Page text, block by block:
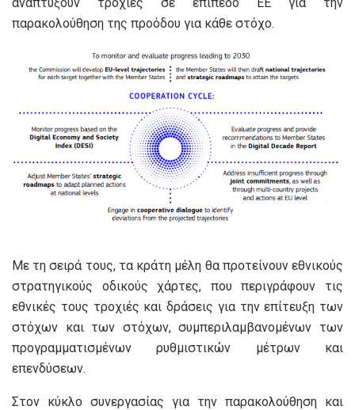
παρακολούθηση της προόδου για κάθε στόχο.
Με τη σειρά τους, τα κράτη μέλη θα προτείνουν εθνικούς
στρατηγικούς οδικούς χάρτες, που περιγράφουν τις
εθνικές τους τροχιές και δράσεις για την επίτευξη των
στόχων και των στόχων, συμπεριλαμβανομένων των
προγραμματισμένων ρυθμιστικών μέτρων και
επενδύσεων.
Στον κύκλο συνεργασίας για την παρακολούθηση και